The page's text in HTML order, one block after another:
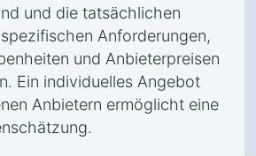
und die tatsächlichen
Anforderungen,
und Anbieterpreisen
Ein individuelles Angebot
Anbietern ermöglicht eine